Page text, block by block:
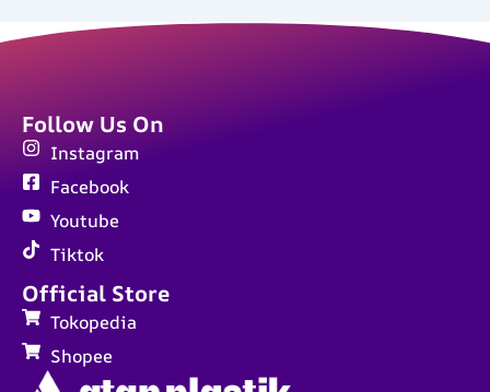
Official Store
Tokopedia
Shopee
Follow Us On
Instagram
Facebook
Youtube
Tiktok